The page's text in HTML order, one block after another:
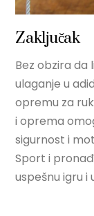
Zaključak
Bez obzira
ulaganje u
opremu za
i oprema
sigurnost i
Sport i
uspešnu igru i